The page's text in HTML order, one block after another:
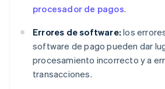
procesador de pagos.
Errores de software: los
software de pago pueden dar
procesamiento incorrecto y a
transacciones.